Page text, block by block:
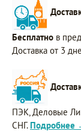
Бесплатно в
Доставка от 3
ПЭК, Деловые
СНГ. Подробнее